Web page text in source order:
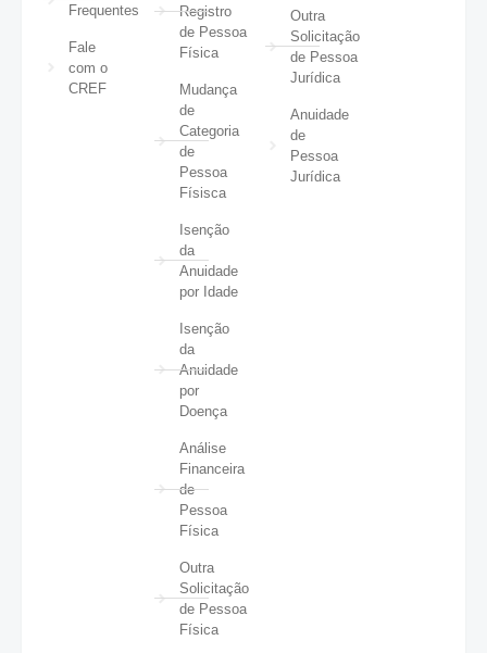
Frequentes
Fale
com o
CREF
Registro
de Pessoa
Física
Mudança
de
Categoria
de
Pessoa
Físisca
Isenção
da
Anuidade
por Idade
Isenção
da
Anuidade
por
Doença
Análise
Financeira
de
Pessoa
Física
Outra
Solicitação
de Pessoa
Física
Outra
Solicitação
de Pessoa
Jurídica
Anuidade
de
Pessoa
Jurídica